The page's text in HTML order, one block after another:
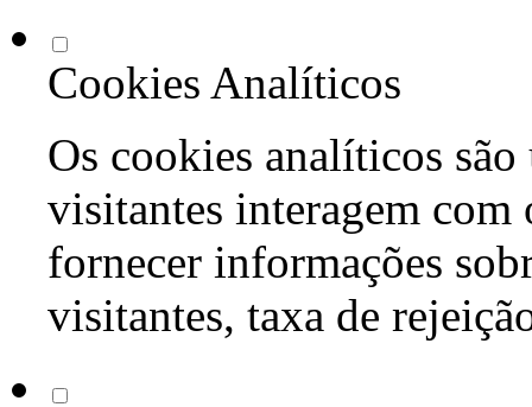
Cookies Analíticos
Os cookies analíticos são
visitantes interagem com
fornecer informações
visitantes, taxa de